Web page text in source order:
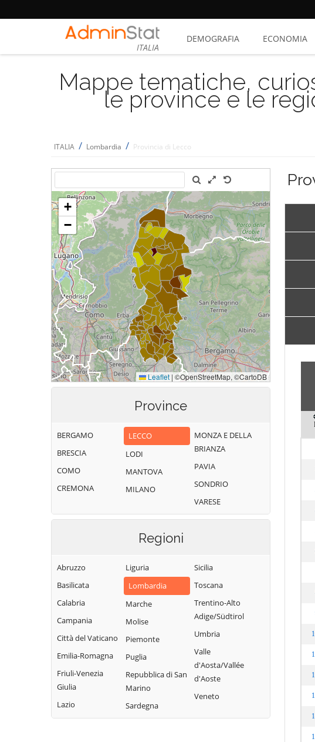
ITALIA
DEMOGRAFIA ECONOMIA
Mappe tematiche,
le province e le
ITALIA / Lombardia / Provincia di Lecco
Province
BERGAMO
BRESCIA
COMO
CREMONA
LECCO
LODI
MANTOVA
MILANO
MONZA E DELLA
BRIANZA
PAVIA
SONDRIO
VARESE
Regioni
Abruzzo
Basilicata
Calabria
Campania
Città del Vaticano
Emilia-Romagna
Friuli-Venezia
Giulia
Lazio
Liguria
Lombardia
Marche
Molise
Piemonte
Puglia
Repubblica di San
Marino
Sardegna
Sicilia
Toscana
Trentino-Alto
Adige/Südtirol
Umbria
Valle
d'Aosta/Vallée
d'Aoste
Veneto